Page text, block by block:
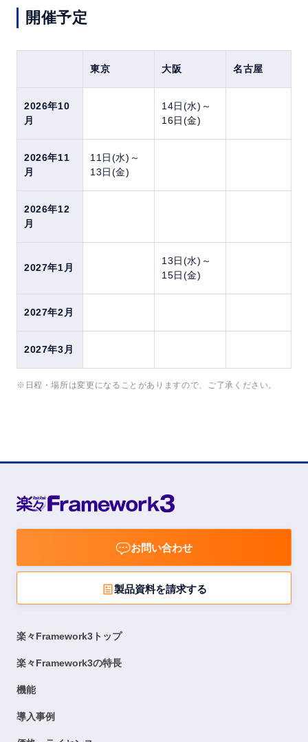
開催予定
東京 大阪 名古屋
2026年10
月
14日(水)～
16日(金)
2026年11
月
11日(水)～
13日(金)
2026年12
月
2027年1月
13日(水)～
15日(金)
2027年2月
2027年3月
※日程・場所は変更になることがありますので、ご了承ください。
お問い合わせ
製品資料を請求する
楽々Framework3トップ
楽々Framework3の特長
機能
導入事例